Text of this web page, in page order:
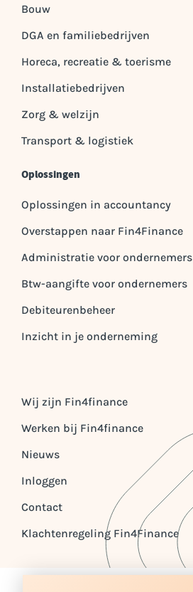
Bouw
DGA en familiebedrijven
Horeca, recreatie & toerisme
Installatiebedrijven
Zorg & welzijn
Transport & logistiek
Oplossingen
Oplossingen in accountancy
Overstappen naar Fin4Finance
Administratie voor ondernemers
Btw-aangifte voor ondernemers
Debiteurenbeheer
Inzicht in je onderneming
Wij zijn Fin4finance
Werken bij Fin4finance
Nieuws
Inloggen
Contact
Klachtenregeling Fin4Finance